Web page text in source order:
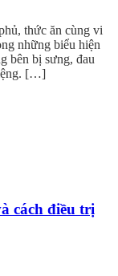
thức ăn cùng vi
những biểu hiện
bên bị sưng, đau
[…]
cách điều trị